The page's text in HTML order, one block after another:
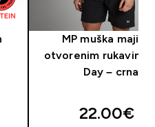
MP muška majica
otvorenim rukavima
Day – crna
22.00€‎